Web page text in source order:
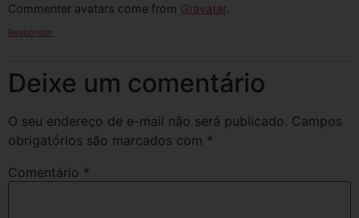
Commenter avatars come from Gravatar.
Responder
Deixe um comentário
O seu endereço de e-mail não será publicado. Campos
obrigatórios são marcados com *
Comentário *